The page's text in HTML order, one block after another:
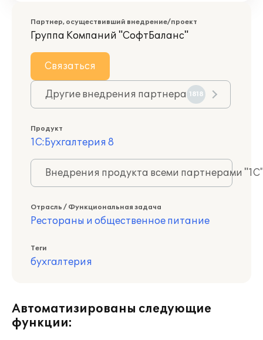
Партнер, осуществивший внедрение/проект
Группа Компаний "СофтБаланс"
Связаться
Другие внедрения партнера 1818
Продукт
1С:Бухгалтерия 8
Внедрения продукта всеми партнерами
Отрасль / Функциональная задача
Рестораны и общественное питание
Теги
бухгалтерия
Автоматизированы следующие
функции: